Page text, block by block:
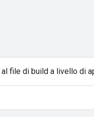
al file di build a livello di